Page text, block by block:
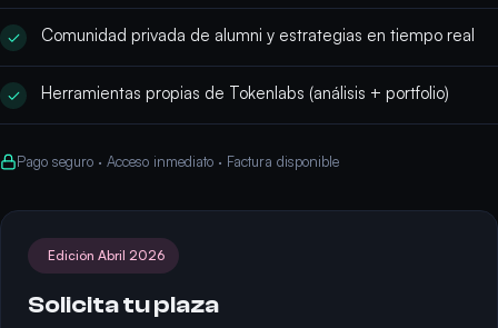
Comunidad privada de alumni y estrategias en tiempo real
Herramientas propias de Tokenlabs (análisis + portfolio)
Pago seguro · Acceso inmediato · Factura disponible
Edición Abril 2026
Solicita tu plaza